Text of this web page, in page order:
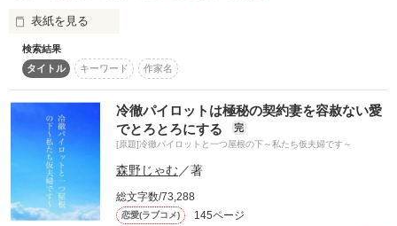
ながら、美琴は彼の深い優しさに惹かれていく。
しかし、遥臣はある事実を隠していた。
マカロン文庫から２０２５年５月に刊行される作品の手直し
前の文章となります。
ご了承ください。
2025年４月28日公開開始　29日完了
鮭ムニエル さま　すてきなレビューありがとうございます！
「小説家になろう」にて本編完結済み
GAノベルにて二巻発売・コミカライズ化が決定いたしました！
皆様の応援のおかげです。
ありがとうございます！
2025.8.26　「小説家になろう」[日間]異世界転生/転移〔恋愛〕
2025.10.14　「ベリーズファンタジー」恋愛ファンタジー1位
2025.10.19　「ベリーズファンタジー」ファンタジー（総合）
表紙を見る
父の決めた男性とお見合い結婚
新婚早々身ごもりましたが
私と彼の間に恋愛感情はありません。
だって彼には想う人がいるみたいだから。
29歳・エリート官僚
日永駿太郎
検索結果
タイトル
キーワード 作家名
冷徹パイロットは極秘の契約妻を容赦ない愛
でとろとろにする
完
[原題]冷徹パイロットと一つ屋根の下～私たち仮夫婦です～
森野じゃむ／著
総文字数/73,288
恋愛(ラブコメ) 145ページ